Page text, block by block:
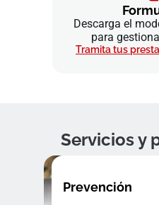
Descarga el
para
Tramita tus
Servicios y
Prevención